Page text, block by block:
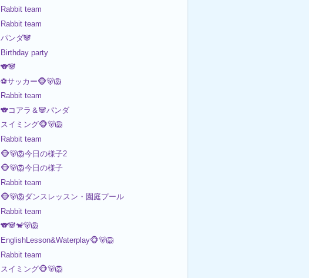
Rabbit team
Rabbit team
パンダ🐼
Birthday party
🐨🐼
⚽️サッカー🐵🐻🦁
Rabbit team
🐨コアラ＆🐼パンダ
スイミング🐵🐻🦁
Rabbit team
🐵🐻🦁今日の様子2
🐵🐻🦁今日の様子
Rabbit team
🐵🐻🦁ダンスレッスン・園庭プール
Rabbit team
🐨🐼🐒🐻️🦁
EnglishLesson&Waterplay🐵🐻🦁
Rabbit team
スイミング🐵🐻🦁